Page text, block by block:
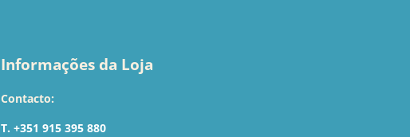
Informações da Loja
Contacto:
T. +351 915 395 880